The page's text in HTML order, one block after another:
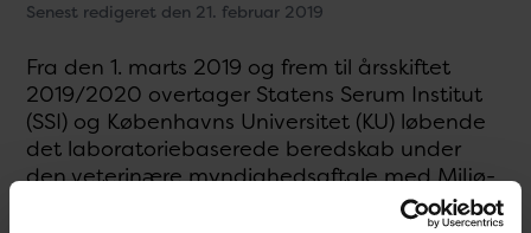
Senest redigeret den 21. februar 2019
Fra den 1. marts 2019 og frem til årsskiftet
2019/2020 overtager Statens Serum Institut
(SSI) og Københavns Universitet (KU) løbende
det laboratoriebaserede beredskab under
den veterinære myndighedsaftale med Miljø-